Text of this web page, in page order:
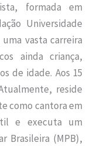
formada em
Universidade
vasta carreira
ainda criança,
de idade. Aos 15
reside
como cantora em
e executa um
Brasileira (MPB),